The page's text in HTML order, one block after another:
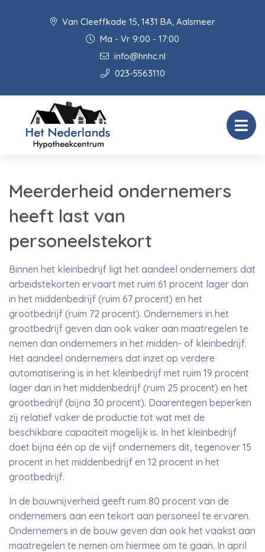
Van Cleeffkade 15, 1431 BA, Aalsmeer
Ma - Vr 9:00 - 17:00
info@hnhc.nl
023-5563110
Meerderheid ondernemers
heeft last van
personeelstekort
Binnen het kleinbedrijf ligt het aandeel ondernemers dat
arbeidstekorten ervaart met ruim 61 procent lager dan
in het middenbedrijf (ruim 67 procent) en het
grootbedrijf (ruim 72 procent). Ondernemers in het
grootbedrijf geven dan ook vaker aan maatregelen te
nemen dan ondernemers in het midden- of kleinbedrijf.
Het aandeel ondernemers dat inzet op verdere
automatisering is in het kleinbedrijf met ruim 19 procent
lager dan in het middenbedrijf (ruim 25 procent) en het
grootbedrijf (bijna 30 procent). Daarentegen beperken
zij relatief vaker de productie tot wat met de
beschikbare capaciteit mogelijk is. In het kleinbedrijf
doet bijna één op de vijf ondernemers dit, tegenover 15
procent in het middenbedrijf en 12 procent in het
grootbedrijf.
In de bouwnijverheid geeft ruim 80 procent van de
ondernemers aan een tekort aan personeel te ervaren.
Ondernemers in de bouw geven dan ook het vaakst aan
maatregelen te nemen om hiermee om te gaan. In april